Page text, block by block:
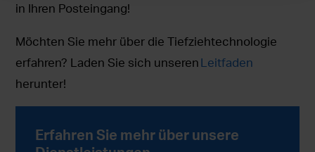
in Ihren Posteingang!
Möchten Sie mehr über die Tiefziehtechnologie
erfahren? Laden Sie sich unserenLeitfaden
herunter!
Erfahren Sie mehr über unsere